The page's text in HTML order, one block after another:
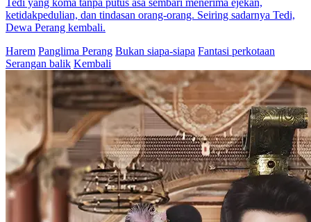
Tedi yang koma tanpa putus asa sembari menerima ejekan,
ketidakpedulian, dan tindasan orang-orang. Seiring sadarnya Tedi,
Dewa Perang kembali.
Harem Panglima Perang Bukan siapa-siapa Fantasi perkotaan
Serangan balik Kembali